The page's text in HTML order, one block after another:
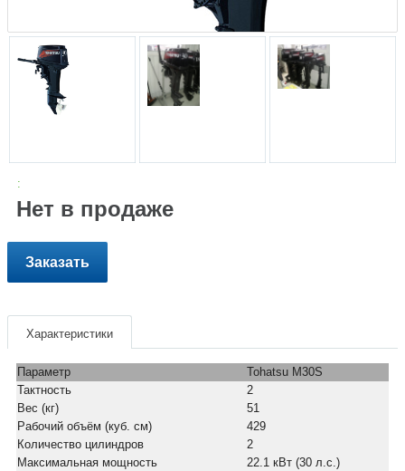
:
Нет в продаже
Заказать
Характеристики
Параметр
Tohatsu M30S
Тактность
2
Вес (кг)
51
Рабочий объём (куб. см)
429
Количество цилиндров
2
Максимальная мощность
22.1 кВт (30 л.с.)